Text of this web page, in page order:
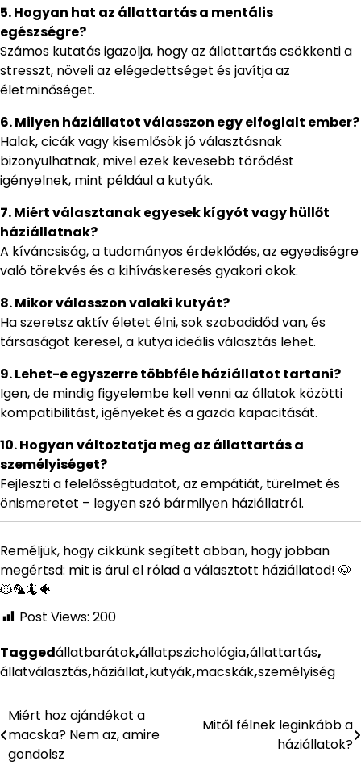
5. Hogyan hat az állattartás a mentális
egészségre?
Számos kutatás igazolja, hogy az állattartás csökkenti a
stresszt, növeli az elégedettséget és javítja az
életminőséget.
6. Milyen háziállatot válasszon egy elfoglalt ember?
Halak, cicák vagy kisemlősök jó választásnak
bizonyulhatnak, mivel ezek kevesebb törődést
igényelnek, mint például a kutyák.
7. Miért választanak egyesek kígyót vagy hüllőt
háziállatnak?
A kíváncsiság, a tudományos érdeklődés, az egyediségre
való törekvés és a kihíváskeresés gyakori okok.
8. Mikor válasszon valaki kutyát?
Ha szeretsz aktív életet élni, sok szabadidőd van, és
társaságot keresel, a kutya ideális választás lehet.
9. Lehet-e egyszerre többféle háziállatot tartani?
Igen, de mindig figyelembe kell venni az állatok közötti
kompatibilitást, igényeket és a gazda kapacitását.
10. Hogyan változtatja meg az állattartás a
személyiséget?
Fejleszti a felelősségtudatot, az empátiát, türelmet és
önismeretet – legyen szó bármilyen háziállatról.
Reméljük, hogy cikkünk segített abban, hogy jobban
megértsd: mit is árul el rólad a választott háziállatod! 🐶
🐱🦜🦎🐠
Post Views: 200
Taggedállatbarátok,állatpszichológia,állattartás,
állatválasztás,háziállat,kutyák,macskák,személyiség
Bejegyzés
navigáció
Miért hoz ajándékot a
macska? Nem az, amire
gondolsz
Mitől félnek leginkább a
háziállatok?